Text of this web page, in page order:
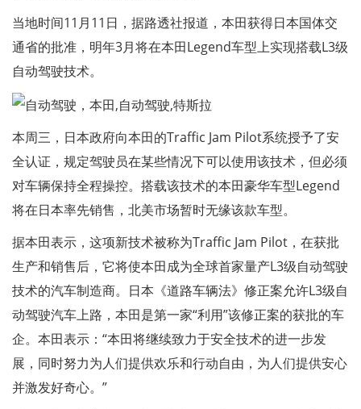
当地时间11月11日，据路透社报道，本田获得日本国体交
通省的批准，明年3月将在本田Legend车型上实现搭载L3级
自动驾驶技术。
本周三，日本政府向本田的Traffic Jam Pilot系统授予了安
全认证，规定驾驶员在某些情况下可以使用该技术，但必须
对车辆保持全程操控。搭载该技术的本田豪华车型Legend
将在日本率先销售，北美市场暂时无缘该款车型。
据本田表示，这项新技术被称为Traffic Jam Pilot，在获批
生产和销售后，它将使本田成为全球首家量产L3级自动驾驶
技术的汽车制造商。日本《道路车辆法》修正案允许L3级自
动驾驶汽车上路，本田是第一家“利用”该修正案的获批的车
企。本田表示：“本田将继续致力于安全技术的进一步发
展，同时努力为人们提供欢乐和行动自由，为人们提供安心
并激发好奇心。”